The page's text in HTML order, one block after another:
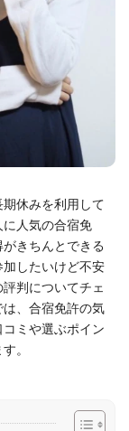
期休みを利用して
人気の合宿免
きちんとできる
したいけど不安
判についてチェ
、合宿免許の気
ミや選ぶポイン
。